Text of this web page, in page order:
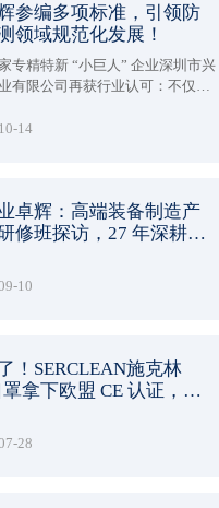
参编多项标准，引领防
领域规范化发展！
专精特新 “小巨人” 企业深圳市兴
有限公司再获行业认可：不仅参
截面法》和《超高分子量聚乙烯
部防护 防静电工作帽》（GB
）现已正式发布，实施后将会成
14
卓辉：高端装备制造产
修班探访，27 年深耕实
10
！SERCLEAN施克林
罩拿下欧盟 CE 认证，防
28